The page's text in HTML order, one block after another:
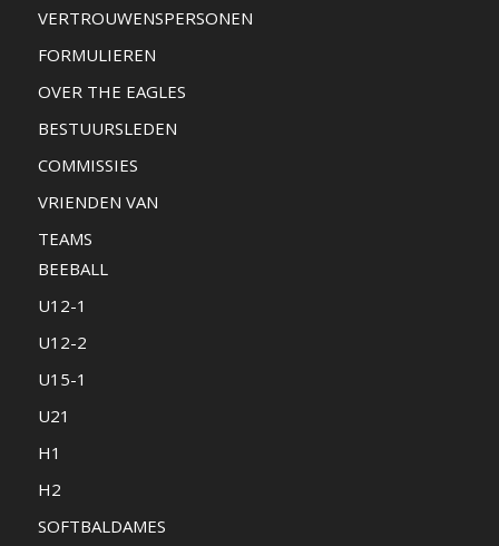
VERTROUWENSPERSONEN
FORMULIEREN
OVER THE EAGLES
BESTUURSLEDEN
COMMISSIES
VRIENDEN VAN
TEAMS
BEEBALL
U12-1
U12-2
U15-1
U21
H1
H2
SOFTBALDAMES